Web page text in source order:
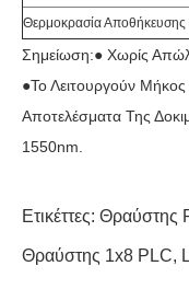
Θερμοκρασία Αποθήκευσης
Σημείωση:● Χωρίς
●το Λειτουργούν
Αποτελέσματα Της
1550nm.
Ετικέττες: Θραύστης
Θραύστης 1x8 PLC,